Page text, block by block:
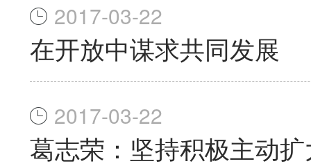
2017-03-22
在开放中谋求共同发展
2017-03-22
葛志荣：坚持积极主动